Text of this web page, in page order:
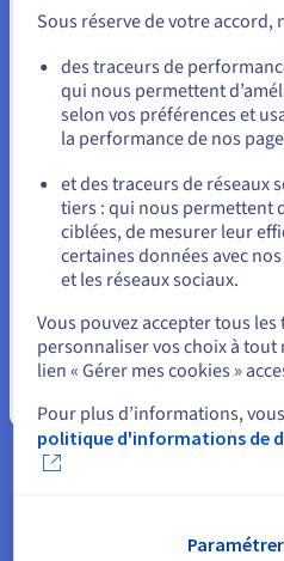
MLOps et
Le MLOps, contraction de
modèles. Les pipelines
définissant des processus
déclenchables
préparation des données,
déploiement et la supervision.
modèles ML
Un pipeline bien conçu
validation des performances
environnement de
Allez sur le site États-Unis
us.ovhcloud.com/
ou
Rester sur le site actuel
Sélectionner un autre site
Sous réserve de votre
des traceurs de
qui nous permettent
selon vos préférences et
la performance de nos
et des traceurs de réseaux
tiers : qui nous permettent
ciblées, de mesurer leur
certaines données avec
et les réseaux sociaux.
Vous pouvez accepter tous
personnaliser vos choix à
lien « Gérer mes cookies »
Pour plus d’informations,
politique d'informations de
Paramétrer